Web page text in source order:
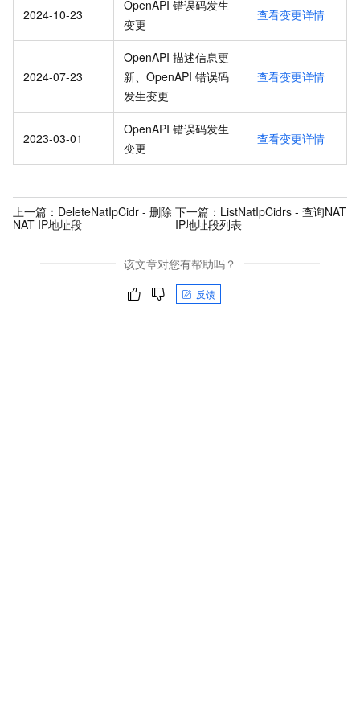
2024-10-23
OpenAPI 错误码发生
变更
查看变更详情
2024-07-23
OpenAPI 描述信息更
新、OpenAPI 错误码
发生变更
查看变更详情
2023-03-01
OpenAPI 错误码发生
变更
查看变更详情
上一篇： DeleteNatIpCidr - 删除
NAT IP地址段
下一篇： ListNatIpCidrs - 查询NAT
IP地址段列表
该文章对您有帮助吗？
反馈